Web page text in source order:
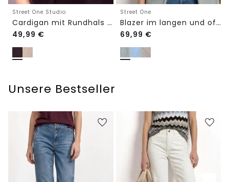
Street One Studio
Cardigan mit Rundhals und Knöpfen
49,99 €
Street One
Blazer im langen und offenen Schnitt
69,99 €
Unsere Bestseller